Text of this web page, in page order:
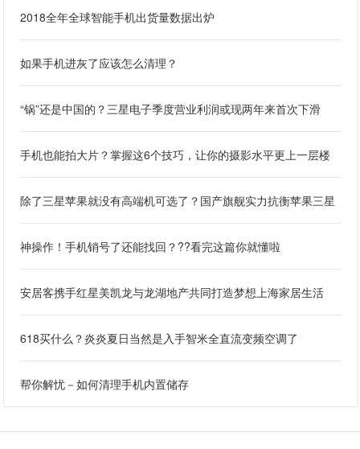
2018全年全球智能手机出货量数据出炉
如果手机进灰了应该怎么清理？
“锅”还是中国的？三星电子季度营业利润或现两年来首次下滑
手机也能拍大片？掌握这6个技巧，让你的摄影水平更上一层楼
除了三星苹果就没有高端机可选了？国产旗舰实力抗衡苹果三星
神操作！手机销号了还能找回？??看完这篇你就懂啦
安居客携手红星美凯龙与龙湖地产共同打造梦想上海家居生活
618买什么？炎炎夏日当然是入手智米全直流变频空调了
帮你解忧－如何清理手机内置储存